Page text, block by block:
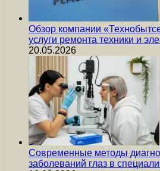
Обзор компании
услуги ремонта техники и
20.05.2026
Современные методы
заболеваний глаз в